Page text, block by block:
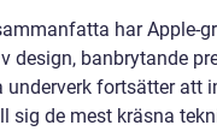
har Apple-
design, banbrytande
underverk fortsätter att
sig de mest kräsna